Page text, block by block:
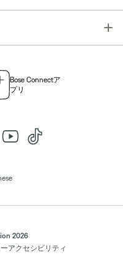
Bose Connectア
プリ
2026
アクセシビリティ